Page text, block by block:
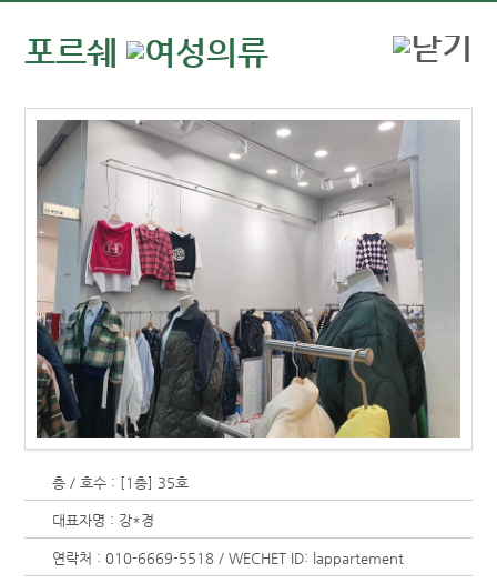
포르쉐
층 / 호수 : [1층] 35호
대표자명 : 강*경
연락처 : 010-6669-5518 / WECHET ID: lappartement